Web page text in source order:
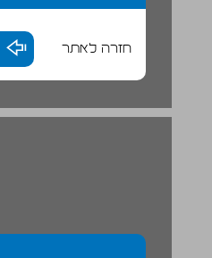
חזרה לאתר